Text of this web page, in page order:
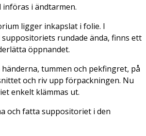
i ändtarmen.
ligger inkapslat i folie. I
rundade ända, finns ett
öppnandet.
händerna, tummen och pekfingret, på
och riv upp förpackningen. Nu
enkelt klämmas ut.
och fatta suppositoriet i den